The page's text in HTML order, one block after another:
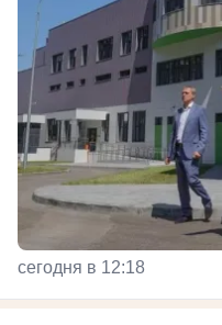
сегодня в 12:18